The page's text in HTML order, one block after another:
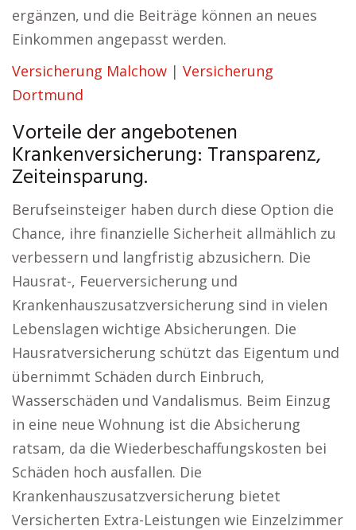
ergänzen, und die Beiträge können an neues
Einkommen angepasst werden.
Versicherung Malchow | Versicherung
Dortmund
Vorteile der angebotenen
Krankenversicherung: Transparenz,
Zeiteinsparung.
Berufseinsteiger haben durch diese Option die
Chance, ihre finanzielle Sicherheit allmählich zu
verbessern und langfristig abzusichern. Die
Hausrat-, Feuerversicherung und
Krankenhauszusatzversicherung sind in vielen
Lebenslagen wichtige Absicherungen. Die
Hausratversicherung schützt das Eigentum und
übernimmt Schäden durch Einbruch,
Wasserschäden und Vandalismus. Beim Einzug
in eine neue Wohnung ist die Absicherung
ratsam, da die Wiederbeschaffungskosten bei
Schäden hoch ausfallen. Die
Krankenhauszusatzversicherung bietet
Versicherten Extra-Leistungen wie Einzelzimmer